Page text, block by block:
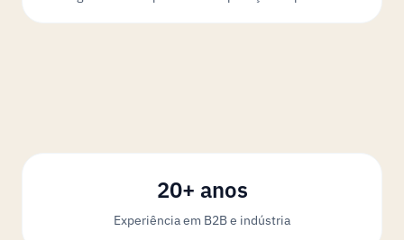
20+ anos
Experiência em B2B e indústria